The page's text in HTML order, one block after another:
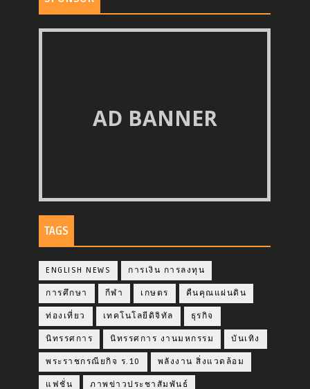
AD BANNER
TAGS
ENGLISH NEWS การเงิน การลงทุน
การศึกษา กีฬา เกษตร คืนคุณแผ่นดิน
ท่องเที่ยว เทคโนโลยีดิจิทัล ธุรกิจ
นิทรรศการ นิทรรศการ งานมหกรรม บันเทิง
พระราชกรณียกิจ ร.10 พลังงาน สิ่งแวดล้อม
แฟชั่น ภาพข่าวประชาสัมพันธ์